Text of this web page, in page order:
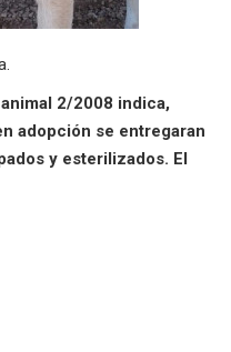
2/2008 indica,
adopción se entregaran
y esterilizados. El